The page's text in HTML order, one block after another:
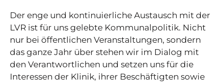
Der enge und kontinuierliche Austausch mit der
LVR ist für uns gelebte Kommunalpolitik. Nicht
nur bei öffentlichen Veranstaltungen, sondern
das ganze Jahr über stehen wir im Dialog mit
den Verantwortlichen und setzen uns für die
Interessen der Klinik, ihrer Beschäftigten sowie